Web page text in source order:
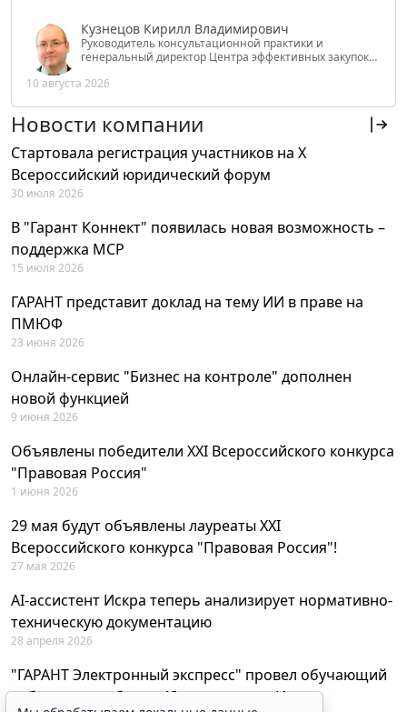
Кузнецов Кирилл Владимирович
Руководитель консультационной практики и
генеральный директор Центра эффективных закупок
РФ
10 августа 2026
Новости компании
Стартовала регистрация участников на X
Всероссийский юридический форум
30 июля 2026
В "Гарант Коннект" появилась новая возможность –
поддержка MCP
15 июля 2026
ГАРАНТ представит доклад на тему ИИ в праве на
ПМЮФ
23 июня 2026
Онлайн-сервис "Бизнес на контроле" дополнен
новой функцией
9 июня 2026
Объявлены победители XXI Всероссийского конкурса
"Правовая Россия"
1 июня 2026
29 мая будут объявлены лауреаты XXI
Всероссийского конкурса "Правовая Россия"!
27 мая 2026
AI-ассистент Искра теперь анализирует нормативно-
техническую документацию
28 апреля 2026
"ГАРАНТ Электронный экспресс" провел обучающий
вебинар по работе с AI-ассистентом Искра